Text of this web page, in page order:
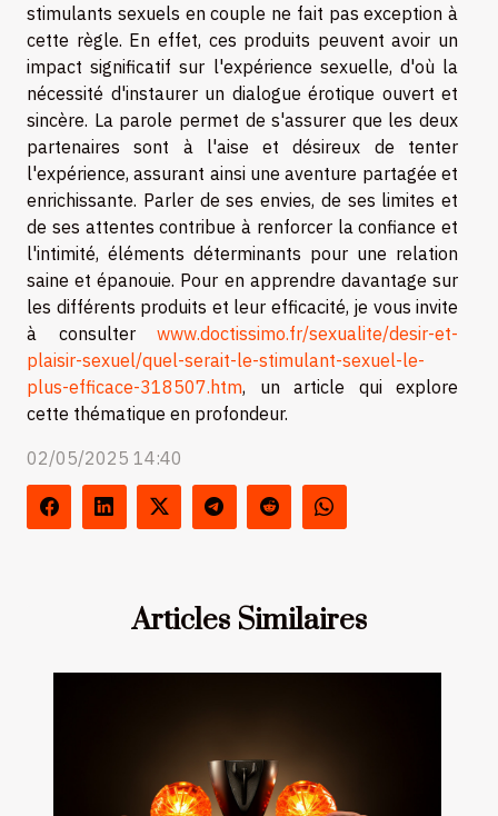
stimulants sexuels en couple ne fait pas exception à
cette règle. En effet, ces produits peuvent avoir un
impact significatif sur l'expérience sexuelle, d'où la
nécessité d'instaurer un dialogue érotique ouvert et
sincère. La parole permet de s'assurer que les deux
partenaires sont à l'aise et désireux de tenter
l'expérience, assurant ainsi une aventure partagée et
enrichissante. Parler de ses envies, de ses limites et
de ses attentes contribue à renforcer la confiance et
l'intimité, éléments déterminants pour une relation
saine et épanouie. Pour en apprendre davantage sur
les différents produits et leur efficacité, je vous invite
à consulter www.doctissimo.fr/sexualite/desir-et-
plaisir-sexuel/quel-serait-le-stimulant-sexuel-le-
plus-efficace-318507.htm, un article qui explore
cette thématique en profondeur.
02/05/2025 14:40
Articles Similaires